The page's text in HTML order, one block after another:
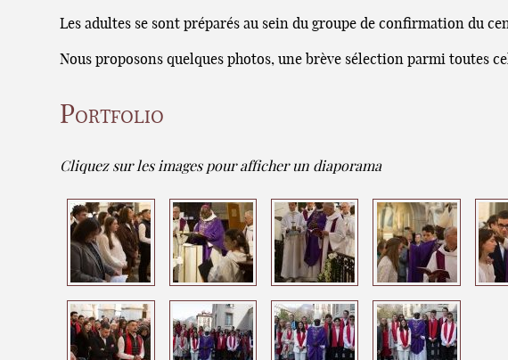
Les adultes se sont préparés au sein du groupe de confirmation du
Nous proposons quelques photos, une brève sélection parmi toutes
Portfolio
Cliquez sur les images pour afficher un diaporama